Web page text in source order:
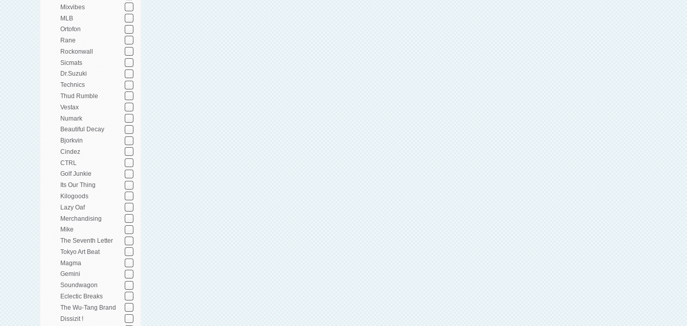
Mixvibes
MLB
Ortofon
Rane
Rockonwall
Sicmats
Dr.Suzuki
Technics
Thud Rumble
Vestax
Numark
Beautiful Decay
Bjorkvin
Cindez
CTRL
Golf Junkie
Its Our Thing
Kilogoods
Lazy Oaf
Merchandising
Mike
The Seventh Letter
Tokyo Art Beat
Magma
Gemini
Soundwagon
Eclectic Breaks
The Wu-Tang Brand
Dissizit !